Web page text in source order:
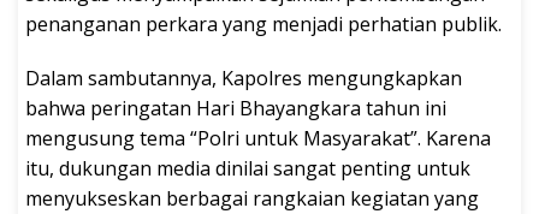
penanganan perkara yang menjadi perhatian publik.
Dalam sambutannya, Kapolres mengungkapkan
bahwa peringatan Hari Bhayangkara tahun ini
mengusung tema “Polri untuk Masyarakat”. Karena
itu, dukungan media dinilai sangat penting untuk
menyukseskan berbagai rangkaian kegiatan yang